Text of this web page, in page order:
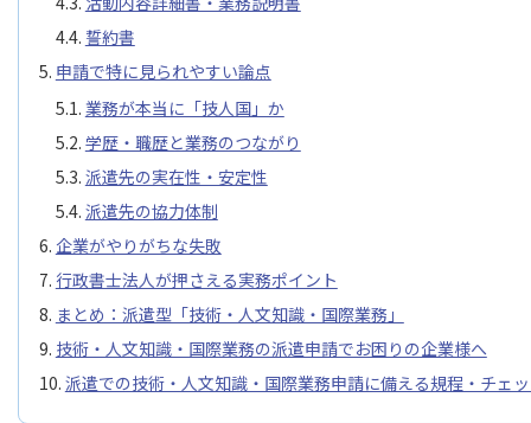
誓約書
申請で特に見られやすい論点
業務が本当に「技人国」か
学歴・職歴と業務のつながり
派遣先の実在性・安定性
派遣先の協力体制
企業がやりがちな失敗
行政書士法人が押さえる実務ポイント
まとめ：派遣型「技術・人文知識・国際業務」
技術・人文知識・国際業務の派遣申請でお困りの企業様へ
派遣での技術・人文知識・国際業務申請に備える規程・チェ